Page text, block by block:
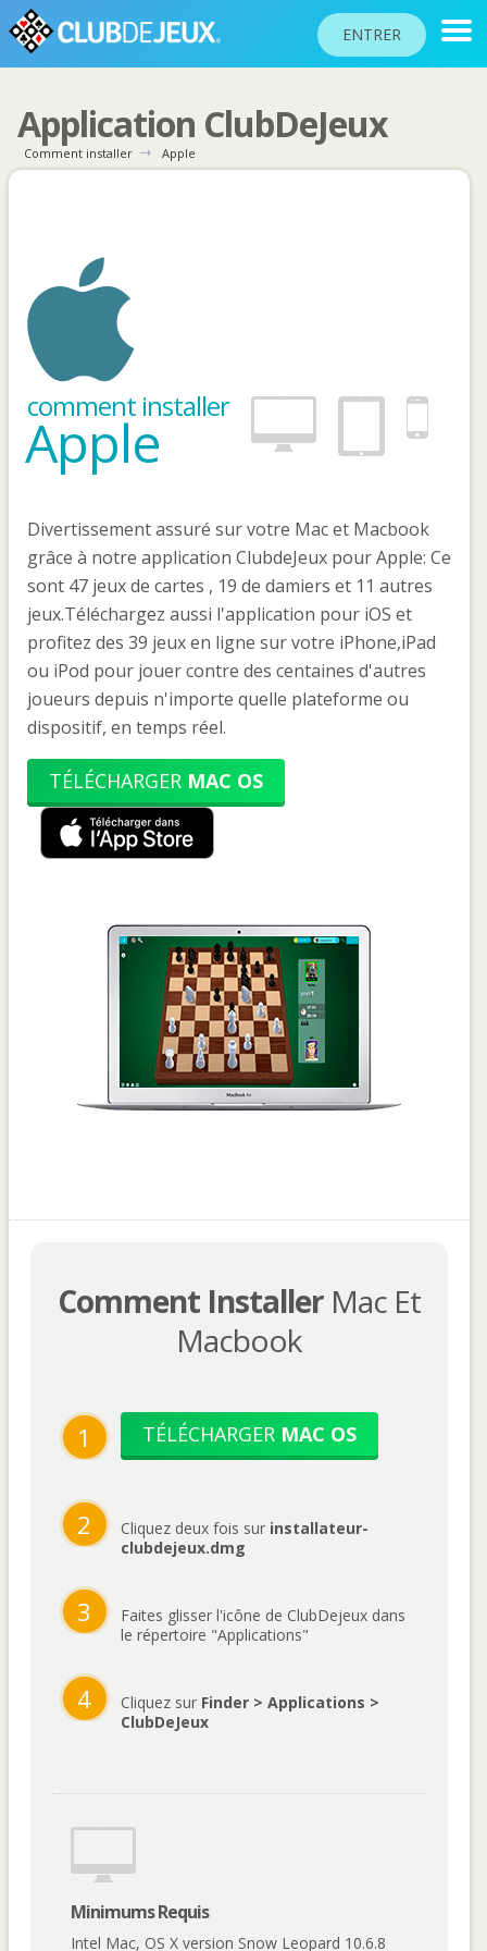
ENTRER
CLASSEMENTS
TOURNOIS
PASSEPORT
JOUER
Langue du site
Application ClubDeJeux
Comment installer Apple
comment installer
Apple
Divertissement assuré sur votre Mac et Macbook
grâce à notre application ClubdeJeux pour Apple: Ce
sont 47 jeux de cartes , 19 de damiers et 11 autres
jeux.Téléchargez aussi l'application pour iOS et
profitez des 39 jeux en ligne sur votre iPhone,iPad
ou iPod pour jouer contre des centaines d'autres
joueurs depuis n'importe quelle plateforme ou
dispositif, en temps réel.
TÉLÉCHARGER MAC OS
Comment Installer Mac Et
Macbook
1 TÉLÉCHARGER MAC OS
2 Cliquez deux fois sur installateur-
clubdejeux.dmg
3
Faites glisser l'icône de ClubDejeux dans
le répertoire "Applications"
4 Cliquez sur Finder > Applications >
ClubDeJeux
Minimums Requis
Intel Mac, OS X version Snow Leopard 10.6.8